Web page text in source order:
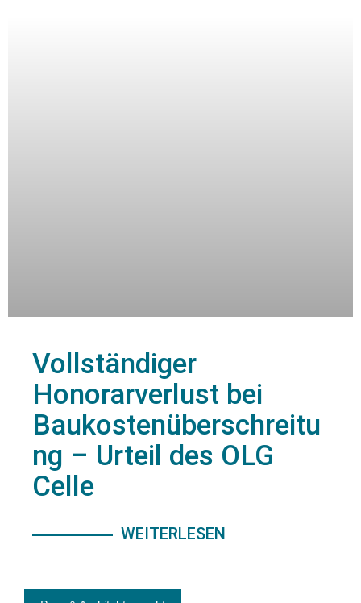
Vollständiger
Honorarverlust bei
Baukostenüberschreitu
ng – Urteil des OLG
Celle
WEITERLESEN